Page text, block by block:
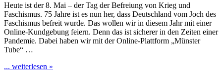
Heute ist der 8. Mai – der Tag der Befreiung von Krieg und
Faschismus. 75 Jahre ist es nun her, dass Deutschland vom Joch des
Faschismus befreit wurde. Das wollen wir in diesem Jahr mit einer
Online-Kundgebung feiern. Denn das ist sicherer in den Zeiten einer
Pandemie. Dabei haben wir mit der Online-Plattform „Münster
Tube“ …
... weiterlesen »